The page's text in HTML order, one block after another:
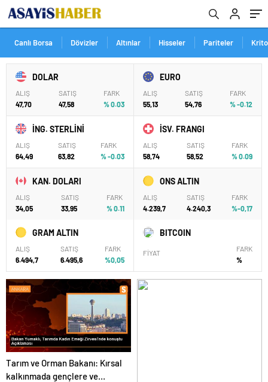
Canlı Borsa Dövizler Altınlar Hisseler Pariteler
DOLAR
ALIŞ
47,70
SATIŞ
47,58
FARK
% 0.03
EURO
ALIŞ
55,13
SATIŞ
54,76
FARK
% -0.12
İNG. STERLİNİ
ALIŞ
64,49
SATIŞ
63,82
FARK
% -0.03
İSV. FRANGI
ALIŞ
58,74
SATIŞ
58,52
FARK
% 0.09
KAN. DOLARI
ALIŞ
34,05
SATIŞ
33,95
FARK
% 0.11
ONS ALTIN
ALIŞ
4.239,7
SATIŞ
4.240,3
FARK
%-0,17
GRAM ALTIN
ALIŞ
6.494,7
SATIŞ
6.495,6
FARK
%0,05
BITCOIN
FİYAT
FARK
%
Tarım ve Orman Bakanı: Kırsal
kalkınmada gençlere ve